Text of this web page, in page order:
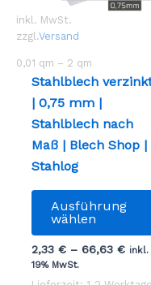
inkl. MwSt.
zzgl.Versand
0,01 qm – 2 qm
Stahlblech
| 0,75 mm |
Stahlblech nach
Maß | Blech Shop |
Stahlog
Ausführung
wählen
2,33€ –66,63€ inkl.
19% MwSt.